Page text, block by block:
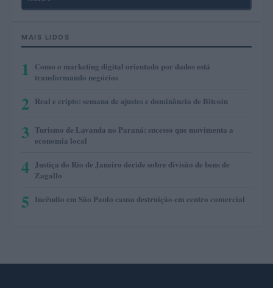
MAIS LIDOS
1
Como o marketing digital orientado por dados está
transformando negócios
2 Real e cripto: semana de ajustes e dominância de Bitcoin
3 Turismo de Lavanda no Paraná: sucesso que movimenta a
economia local
4
Justiça do Rio de Janeiro decide sobre divisão de bens de
Zagallo
5 Incêndio em São Paulo causa destruição em centro comercial